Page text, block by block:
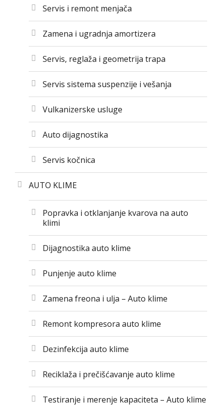
Servis i remont menjača
Zamena i ugradnja amortizera
Servis, reglaža i geometrija trapa
Servis sistema suspenzije i vešanja
Vulkanizerske usluge
Auto dijagnostika
Servis kočnica
AUTO KLIME
Popravka i otklanjanje kvarova na auto
klimi
Dijagnostika auto klime
Punjenje auto klime
Zamena freona i ulja – Auto klime
Remont kompresora auto klime
Dezinfekcija auto klime
Reciklaža i prečišćavanje auto klime
Testiranje i merenje kapaciteta – Auto klime